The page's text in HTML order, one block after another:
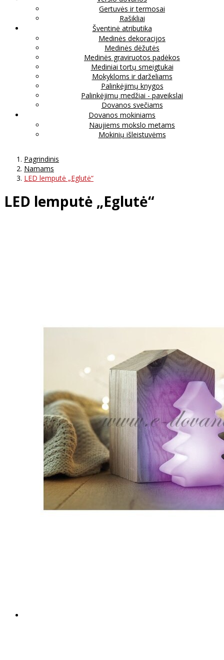
Gertuvės ir termosai
Rašikliai
Šventinė atributika
Medinės dekoracijos
Medinės dėžutės
Medinės graviruotos padėkos
Mediniai tortų smeigtukai
Mokykloms ir darželiams
Palinkėjimų knygos
Palinkėjimų medžiai - paveikslai
Dovanos svečiams
Dovanos mokiniams
Naujiems mokslo metams
Mokinių išleistuvėms
Pagrindinis
Namams
LED lemputė „Eglutė“
LED lemputė „Eglutė“